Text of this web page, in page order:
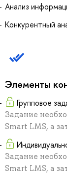
Анализ
Конкурентный
Элементы
Групповое
Задание
Smart LMS, а
Задание
Smart LMS, а